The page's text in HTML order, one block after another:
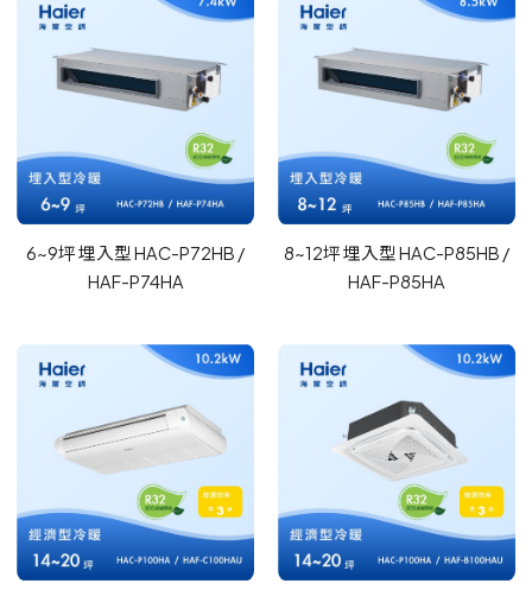
6~9坪 埋入型 HAC-P72HB /
HAF-P74HA
8~12坪 埋入型 HAC-P85HB /
HAF-P85HA